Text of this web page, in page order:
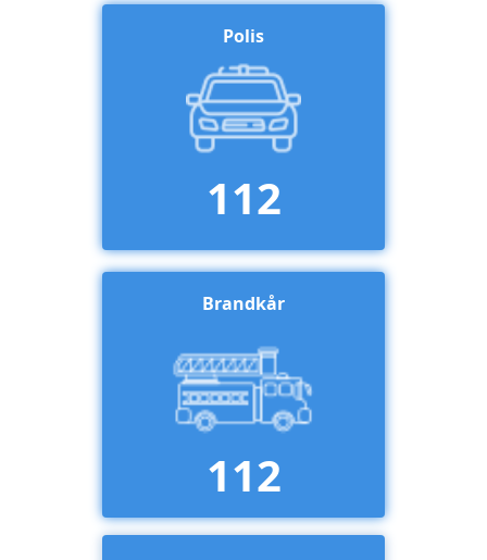
Polis
112
Brandkår
112